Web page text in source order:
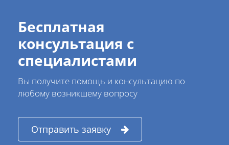
Бесплатная
консультация с
специалистами
Вы получите помощь и консультацию по
любому возникшему вопросу
Отправить заявку